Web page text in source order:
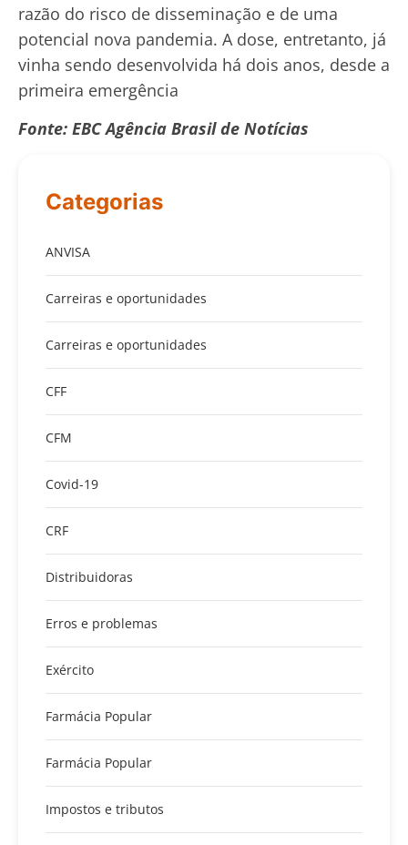
razão do risco de disseminação e de uma
potencial nova pandemia. A dose, entretanto, já
vinha sendo desenvolvida há dois anos, desde a
primeira emergência
Fonte: EBC Agência Brasil de Notícias
Categorias
ANVISA
Carreiras e oportunidades
Carreiras e oportunidades
CFF
CFM
Covid-19
CRF
Distribuidoras
Erros e problemas
Exército
Farmácia Popular
Farmácia Popular
Impostos e tributos